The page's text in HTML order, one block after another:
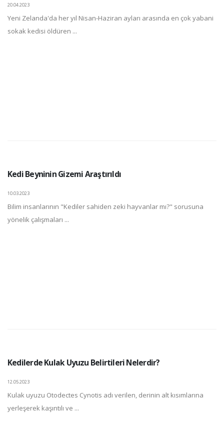
20.04.2023
Yeni Zelanda'da her yıl Nisan-Haziran ayları arasında en çok yabani
sokak kedisi öldüren ...
Kedi Beyninin Gizemi Araştırıldı
10.03.2023
Bilim insanlarının "Kediler sahiden zeki hayvanlar mı?" sorusuna
yönelik çalışmaları ...
Kedilerde Kulak Uyuzu Belirtileri Nelerdir?
12.05.2023
Kulak uyuzu Otodectes Cynotis adı verilen, derinin alt kısımlarına
yerleşerek kaşıntılı ve ...